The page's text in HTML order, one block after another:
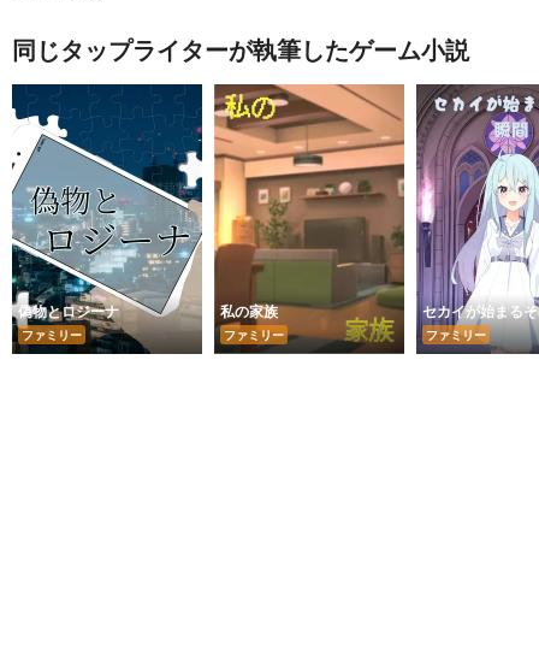
同じタップライターが執筆したゲーム小説
偽物とロジーナ
ファミリー
私の家族
ファミリー
セカイが始まる
ファミリー